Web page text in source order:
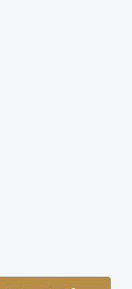
återvunna
Impact-
70%